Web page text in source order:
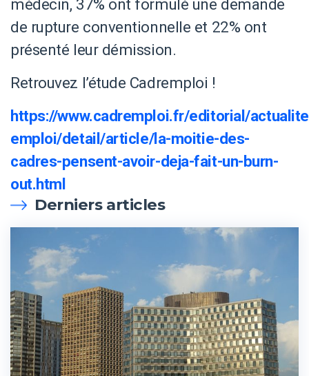
médecin, 37% ont formulé une demande
de rupture conventionnelle et 22% ont
présenté leur démission.
Retrouvez l’étude Cadremploi !
https://www.cadremploi.fr/editorial/
emploi/detail/article/la-moitie-des-
cadres-pensent-avoir-deja-fait-un-burn-
out.html
Derniers articles